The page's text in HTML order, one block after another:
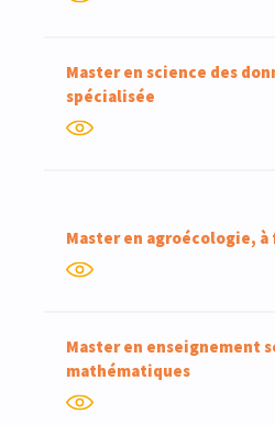
Master en science des
spécialisée
Master en agroécologie,
Master en enseignement
mathématiques